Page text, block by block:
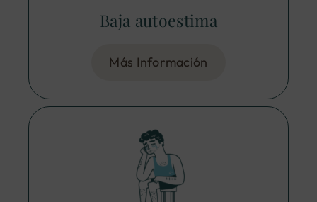
Baja autoestima
Más Información